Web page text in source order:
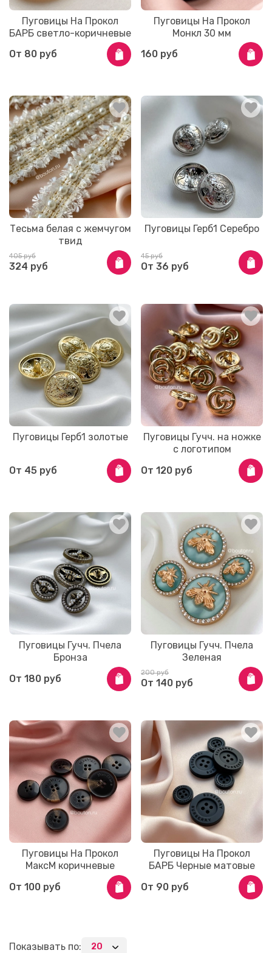
Пуговицы На Прокол
БАРБ светло-коричневые
От 80 руб
Пуговицы На Прокол
Монкл 30 мм
160 руб
Тесьма белая с жемчугом
твид
405 руб
324 руб
Пуговицы Герб1 Серебро
45 руб
От 36 руб
Пуговицы Герб1 золотые
От 45 руб
Пуговицы Гучч. на ножке
с логотипом
От 120 руб
Пуговицы Гучч. Пчела
Бронза
От 180 руб
Пуговицы Гучч. Пчела
Зеленая
200 руб
От 140 руб
Пуговицы На Прокол
МаксМ коричневые
От 100 руб
Пуговицы На Прокол
БАРБ Черные матовые
От 90 руб
Показывать по: